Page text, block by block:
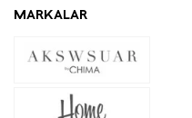
MARKALAR